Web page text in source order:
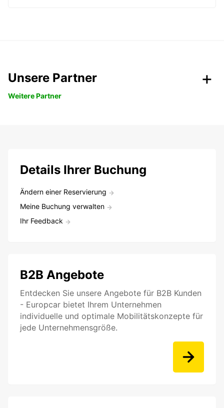
Unsere Partner
Weitere Partner
Details Ihrer Buchung
Ändern einer Reservierung
Meine Buchung verwalten
Ihr Feedback
B2B Angebote
Entdecken Sie unsere Angebote für B2B Kunden
- Europcar bietet Ihrem Unternehmen
individuelle und optimale Mobilitätskonzepte für
jede Unternehmensgröße.